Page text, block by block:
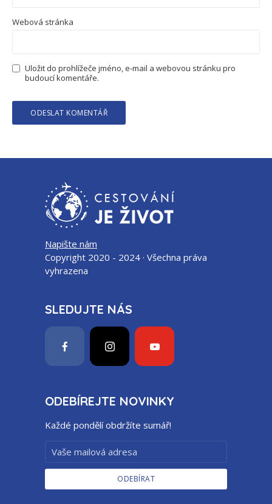
Webová stránka
Uložit do prohlížeče jméno, e-mail a webovou stránku pro
budoucí komentáře.
Napište nám
Copyright 2020 - 2024 · Všechna práva
vyhrazena
SLEDUJTE NÁS
ODEBÍREJTE NOVINKY
Každé pondělí obdržíte sumář!